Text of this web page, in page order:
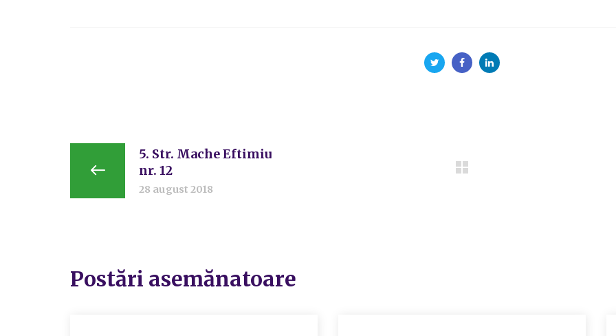
5. Str. Mache Eftimiu
nr. 12
28 august 2018
Postări asemănatoare